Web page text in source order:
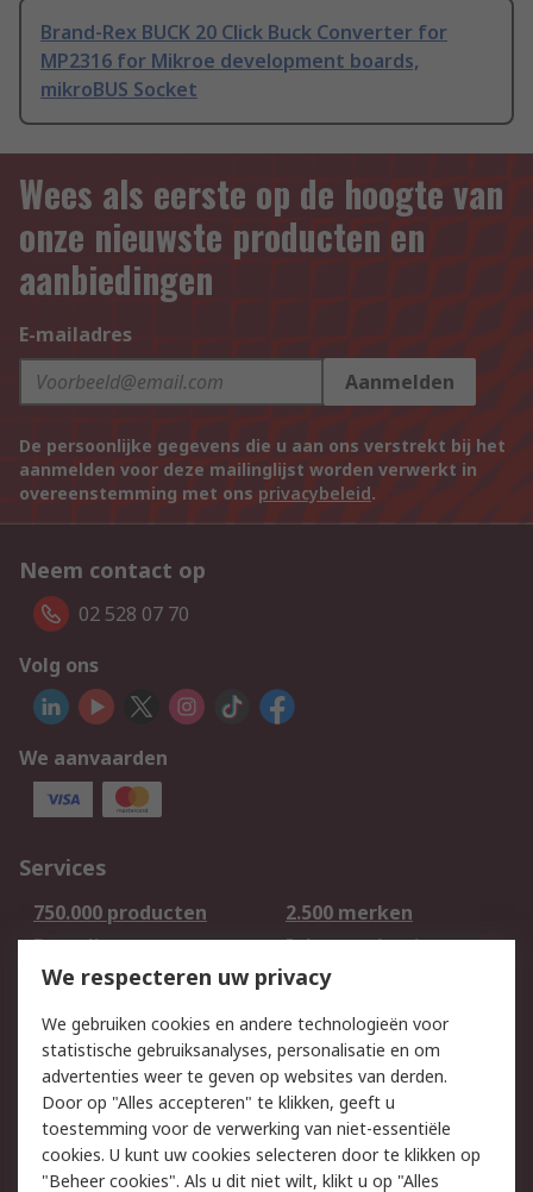
Brand-Rex BUCK 20 Click Buck Converter for
MP2316 for Mikroe development boards,
mikroBUS Socket
Wees als eerste op de hoogte van
onze nieuwste producten en
aanbiedingen
E-mailadres
Aanmelden
De persoonlijke gegevens die u aan ons verstrekt bij het
aanmelden voor deze mailinglijst worden verwerkt in
overeenstemming met ons privacybeleid.
Neem contact op
02 528 07 70
Volg ons
We aanvaarden
Services
750.000 producten
2.500 merken
Bestellen
Inkoopoplossingen
Retouren
Technisch advies
Track & Trace
Wettelijk
Cookiebeleid
Email veiligheid
Privacybeleid -
Bijgewerkt
Websitevoorwaarden
We respecteren uw privacy
We gebruiken cookies en andere technologieën voor
statistische gebruiksanalyses, personalisatie en om
advertenties weer te geven op websites van derden.
Door op "Alles accepteren" te klikken, geeft u
toestemming voor de verwerking van niet-essentiële
cookies. U kunt uw cookies selecteren door te klikken op
"Beheer cookies". Als u dit niet wilt, klikt u op "Alles